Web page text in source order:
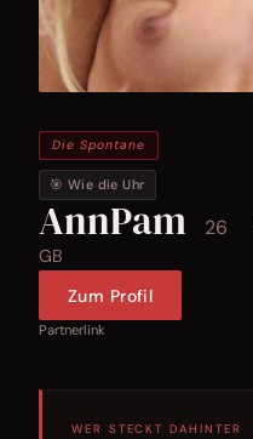
Die Spontane
🎯 Wie die Uhr
AnnPam 26
GB
Zum Profil
Partnerlink
WER STECKT DAHINTER